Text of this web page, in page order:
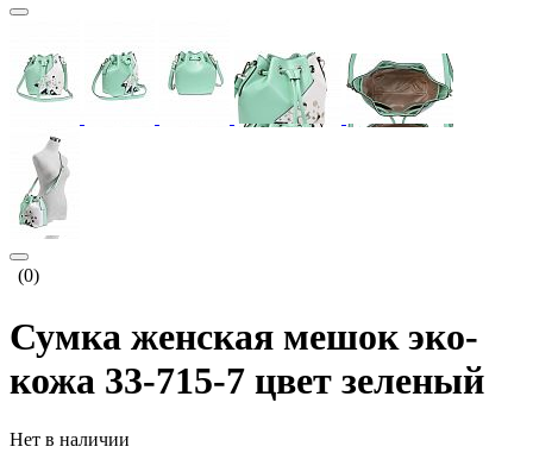
(0)
Сумка женская мешок эко-
кожа 33-715-7 цвет зеленый
Нет в наличии